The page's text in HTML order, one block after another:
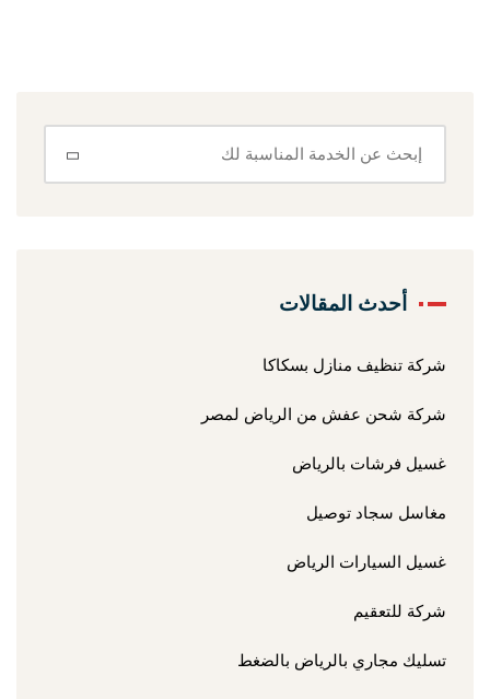
أحدث المقالات
شركة تنظيف منازل بسكاكا
شركة شحن عفش من الرياض لمصر
غسيل فرشات بالرياض
مغاسل سجاد توصيل
غسيل السيارات الرياض
شركة للتعقيم
تسليك مجاري بالرياض بالضغط